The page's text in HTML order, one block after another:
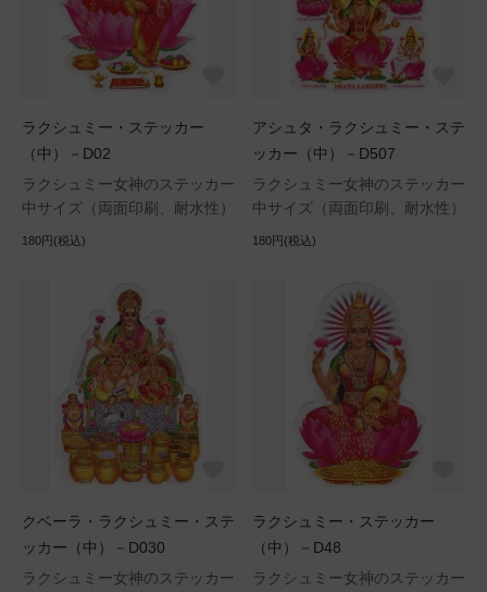
ラクシュミー・ステッカー
（中）－D02
ラクシュミー女神のステッカー
中サイズ（両面印刷、耐水性）
180円(税込)
アシュタ・ラクシュミー・ステ
ッカー（中）－D507
ラクシュミー女神のステッカー
中サイズ（両面印刷、耐水性）
180円(税込)
クベーラ・ラクシュミー・ステ
ッカー（中）－D030
ラクシュミー女神のステッカー
ラクシュミー・ステッカー
（中）－D48
ラクシュミー女神のステッカー